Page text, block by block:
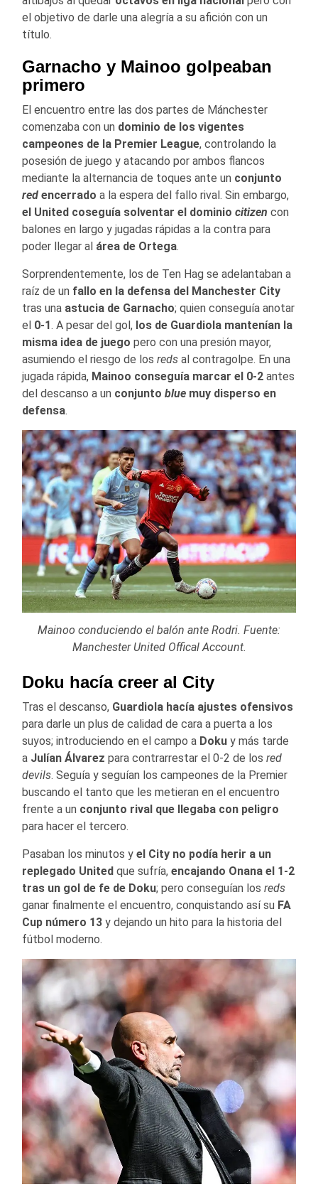
el objetivo de darle una alegría a su afición con un
título.
Garnacho y Mainoo golpeaban
primero
El encuentro entre las dos partes de Mánchester
comenzaba con un dominio de los vigentes
campeones de la Premier League, controlando la
posesión de juego y atacando por ambos flancos
mediante la alternancia de toques ante un conjunto
red encerrado a la espera del fallo rival. Sin embargo,
el United coseguía solventar el dominio citizen con
balones en largo y jugadas rápidas a la contra para
poder llegar al área de Ortega.
Sorprendentemente, los de Ten Hag se adelantaban a
raíz de un fallo en la defensa del Manchester City
tras una astucia de Garnacho; quien conseguía anotar
el 0-1. A pesar del gol, los de Guardiola mantenían la
misma idea de juego pero con una presión mayor,
asumiendo el riesgo de los reds al contragolpe. En una
jugada rápida, Mainoo conseguía marcar el 0-2 antes
del descanso a un conjunto blue muy disperso en
defensa.
Mainoo conduciendo el balón ante Rodri. Fuente:
Manchester United Offical Account.
Doku hacía creer al City
Tras el descanso, Guardiola hacía ajustes ofensivos
para darle un plus de calidad de cara a puerta a los
suyos; introduciendo en el campo a Doku y más tarde
a Julían Álvarez para contrarrestar el 0-2 de los red
devils. Seguía y seguían los campeones de la Premier
buscando el tanto que les metieran en el encuentro
frente a un conjunto rival que llegaba con peligro
para hacer el tercero.
Pasaban los minutos y el City no podía herir a un
replegado United que sufría, encajando Onana el 1-2
tras un gol de fe de Doku; pero conseguían los reds
ganar finalmente el encuentro, conquistando así su FA
Cup número 13 y dejando un hito para la historia del
fútbol moderno.